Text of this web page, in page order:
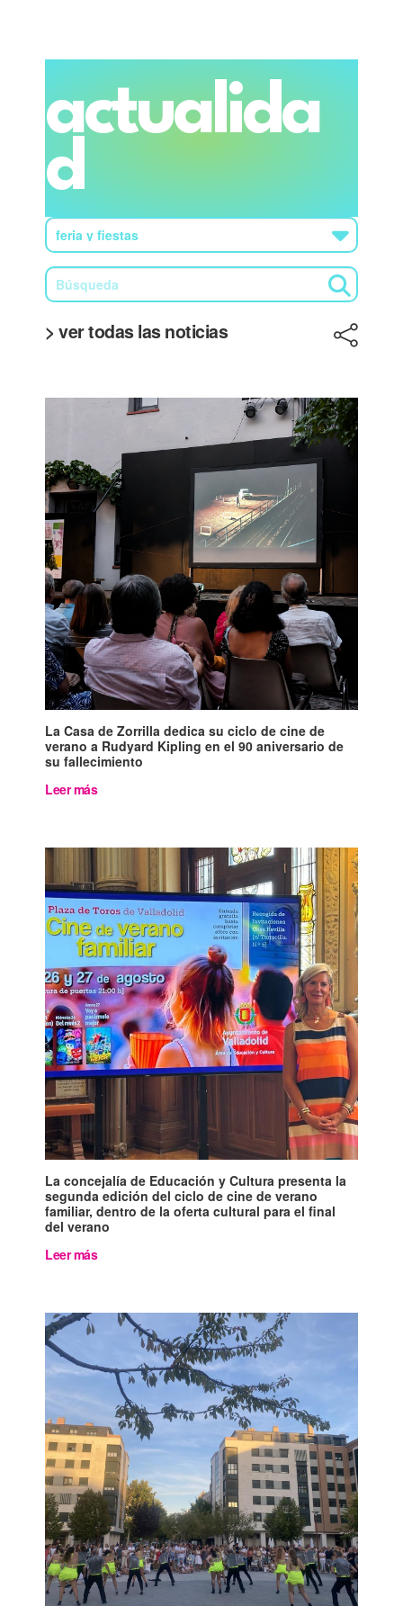
actualida
d
> ver todas las noticias
La Casa de Zorrilla dedica su ciclo de cine de
verano a Rudyard Kipling en el 90 aniversario de
su fallecimiento
Leer más
La concejalía de Educación y Cultura presenta la
segunda edición del ciclo de cine de verano
familiar, dentro de la oferta cultural para el final
del verano
Leer más